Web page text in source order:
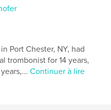
Port Chester, NY, had
trombonist for 14 years,
Continuer à lire